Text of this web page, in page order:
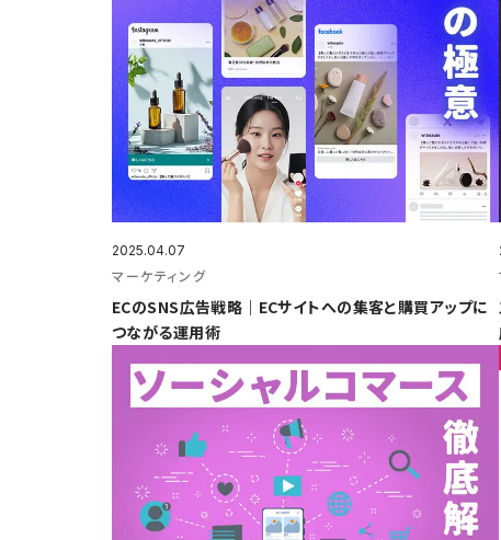
2025.04.07
マーケティング
ECのSNS広告戦略｜ECサイトへの集客と購買アップに
つながる運用術